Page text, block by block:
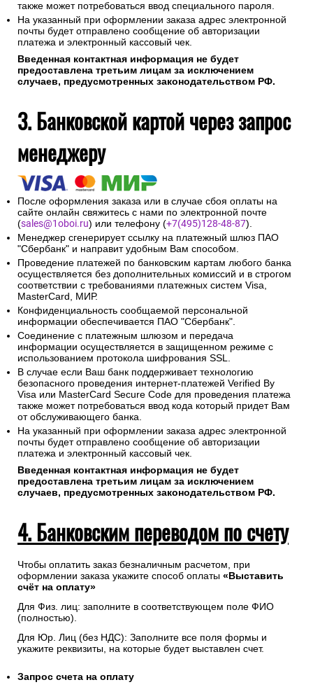
также может потребоваться ввод специального пароля.
На указанный при оформлении заказа адрес электронной
почты будет отправлено сообщение об авторизации
платежа и электронный кассовый чек.
Введенная контактная информация не будет
предоставлена третьим лицам за исключением
случаев, предусмотренных законодательством РФ.
3. Банковской картой через запрос
менеджеру
После оформления заказа или в случае сбоя оплаты на
сайте онлайн свяжитесь с нами по электронной почте
(sales@1oboi.ru) или телефону (+7(495)128-48-87).
Менеджер сгенерирует ссылку на платежный шлюз ПАО
"Сбербанк" и направит удобным Вам способом.
Проведение платежей по банковским картам любого банка
осуществляется без дополнительных комиссий и в строгом
соответствии с требованиями платежных систем Visa,
MasterCard, МИР.
Конфиденциальность сообщаемой персональной
информации обеспечивается ПАО "Сбербанк".
Соединение с платежным шлюзом и передача
информации осуществляется в защищенном режиме с
использованием протокола шифрования SSL.
В случае если Ваш банк поддерживает технологию
безопасного проведения интернет-платежей Verified By
Visa или MasterCard Secure Code для проведения платежа
также может потребоваться ввод кода который придет Вам
от обслуживающего банка.
На указанный при оформлении заказа адрес электронной
почты будет отправлено сообщение об авторизации
платежа и электронный кассовый чек.
Введенная контактная информация не будет
предоставлена третьим лицам за исключением
случаев, предусмотренных законодательством РФ.
4. Банковским переводом по счету
Чтобы оплатить заказ безналичным расчетом, при
оформлении заказа укажите способ оплаты «Выставить
счёт на оплату»
Для Физ. лиц: заполните в соответствующем поле ФИО
(полностью).
Для Юр. Лиц (без НДС): Заполните все поля формы и
укажите реквизиты, на которые будет выставлен счет.
Запрос счета на оплату